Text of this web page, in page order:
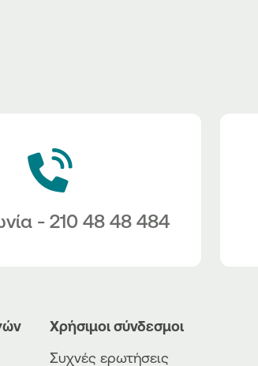
- 210 48 48 484
Χρήσιμοι σύνδεσμοι
Συχνές ερωτήσεις